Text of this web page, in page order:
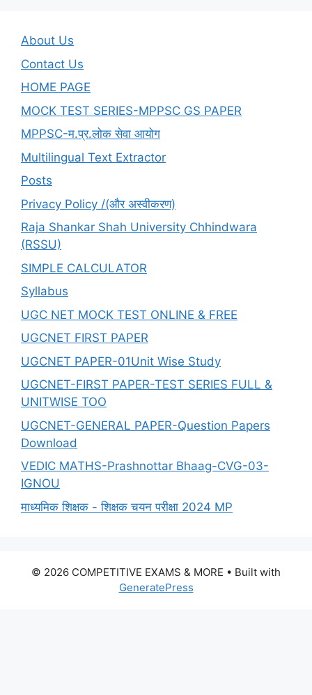
About Us
Contact Us
HOME PAGE
MOCK TEST SERIES-MPPSC GS PAPER
MPPSC-म.प्र.लोक सेवा आयोग
Multilingual Text Extractor
Posts
Privacy Policy /(और अस्वीकरण)
Raja Shankar Shah University Chhindwara
(RSSU)
SIMPLE CALCULATOR
Syllabus
UGC NET MOCK TEST ONLINE & FREE
UGCNET FIRST PAPER
UGCNET PAPER-01Unit Wise Study
UGCNET-FIRST PAPER-TEST SERIES FULL &
UNITWISE TOO
UGCNET-GENERAL PAPER-Question Papers
Download
VEDIC MATHS-Prashnottar Bhaag-CVG-03-
IGNOU
माध्यमिक शिक्षक - शिक्षक चयन परीक्षा 2024 MP
© 2026 COMPETITIVE EXAMS & MORE • Built with
GeneratePress